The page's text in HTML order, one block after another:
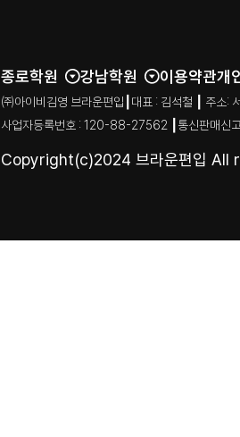
종로학원 강남학원 이용약관개
㈜아이비김영 브라운편입┃대표 : 김석철 ┃ 주
사업자등록번호 : 120-88-27562 ┃통신판매신
Copyright(c)2024 브라운편입